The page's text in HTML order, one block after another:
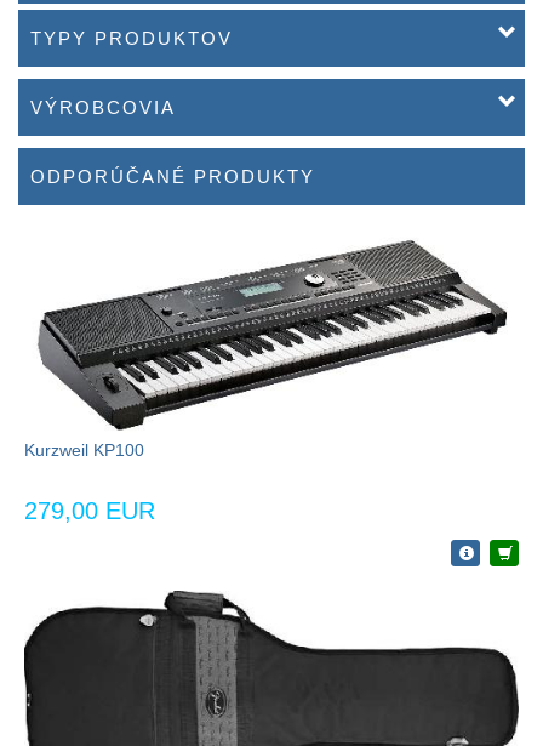
TYPY PRODUKTOV
VÝROBCOVIA
ODPORÚČANÉ PRODUKTY
Kurzweil KP100
279,00 EUR